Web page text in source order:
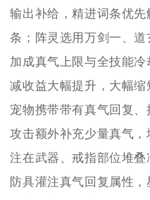
输出补给，精进词条优
条；阵灵选用万剑一、
加成真气上限与全技能
减收益大幅提升，大幅缩
宠物携带带有真气回复
攻击额外补充少量真气
注在武器、戒指部位堆叠
防具灌注真气回复属性